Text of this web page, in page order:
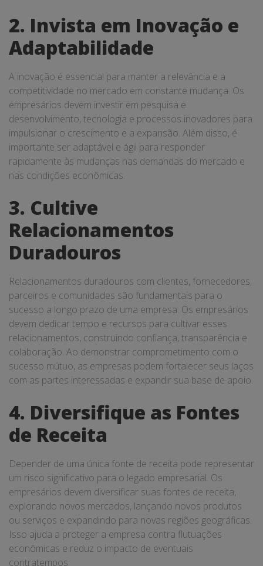
2. Invista em Inovação e
Adaptabilidade
A inovação é essencial para manter a relevância e a
competitividade no mercado em constante mudança. Os
empresários devem investir em pesquisa e
desenvolvimento, tecnologia e processos inovadores para
impulsionar o crescimento e a expansão. Além disso, é
importante ser adaptável e ágil para responder
rapidamente às mudanças nas demandas do mercado e
nas condições econômicas.
3. Cultive
Relacionamentos
Duradouros
Relacionamentos duradouros com clientes, fornecedores,
parceiros e comunidades são fundamentais para o
sucesso a longo prazo de uma empresa. Os empresários
devem dedicar tempo e recursos para cultivar esses
relacionamentos, construindo confiança, transparência e
colaboração. Ao demonstrar comprometimento com o
sucesso mútuo, as empresas podem fortalecer seus laços
com as partes interessadas e expandir sua base de apoio.
4. Diversifique as Fontes
de Receita
Depender de uma única fonte de receita pode representar
um risco significativo para o legado empresarial. Os
empresários devem diversificar suas fontes de receita,
explorando novos mercados, lançando novos produtos
ou serviços e expandindo para novas regiões geográficas.
Isso ajuda a proteger a empresa contra flutuações
econômicas e reduz o impacto de eventuais
contratempos.